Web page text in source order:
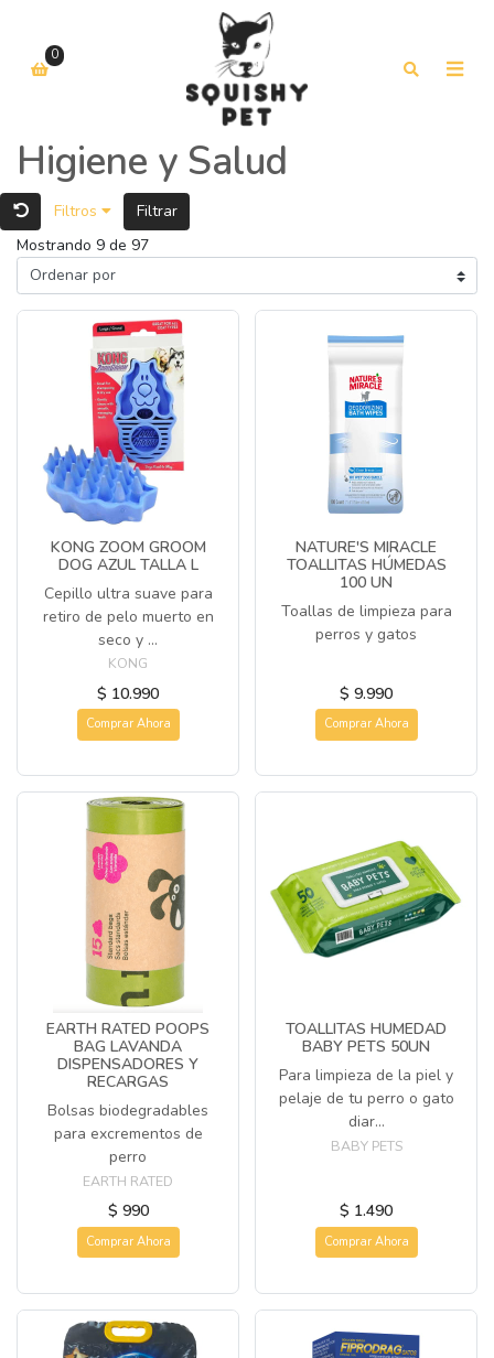
0
Higiene y Salud
Filtros
Filtrar
Mostrando 9 de 97
KONG ZOOM GROOM
DOG AZUL TALLA L
Cepillo ultra suave para
retiro de pelo muerto en
seco y ...
KONG
$ 10.990
Comprar Ahora
NATURE'S MIRACLE
TOALLITAS HÚMEDAS
100 UN
Toallas de limpieza para
perros y gatos
$ 9.990
Comprar Ahora
EARTH RATED POOPS
BAG LAVANDA
DISPENSADORES Y
RECARGAS
Bolsas biodegradables
para excrementos de
perro
EARTH RATED
$ 990
Comprar Ahora
TOALLITAS HUMEDAD
BABY PETS 50UN
Para limpieza de la piel y
pelaje de tu perro o gato
diar...
BABY PETS
$ 1.490
Comprar Ahora